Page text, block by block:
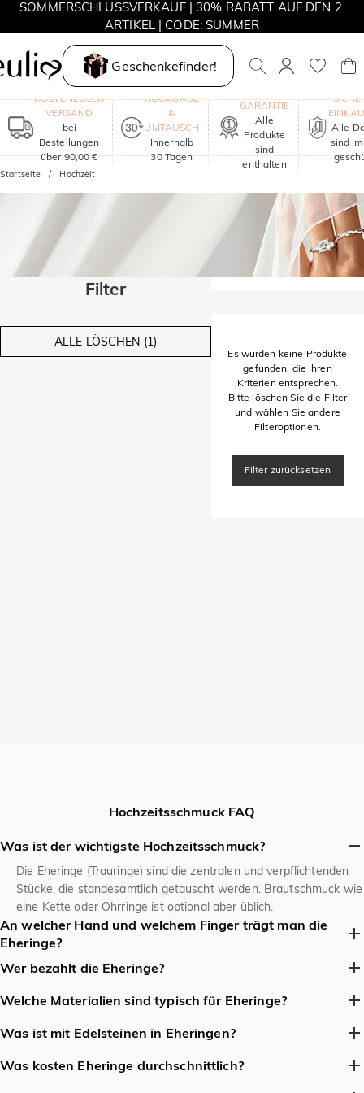
SOMMERSCHLUSSVERKAUF | 30% RABATT AUF DEN 2.
ARTIKEL | CODE: SUMMER
MOVE MY WAY | 3 KAUFEN, HALSKETTE GRATIS
Geschenkefinder!
KOSTENLOSER
VERSAND
bei
Bestellungen
über 90,00 €
RÜCKGABE
&
UMTAUSCH
Innerhalb
30 Tagen
GARANTIE
Alle
Produkte
sind
enthalten
Alle
sind
Startseite Hochzeit
Filter
ALLE LÖSCHEN (1)
Es wurden keine Produkte
gefunden, die Ihren
Kriterien entsprechen.
Bitte löschen Sie die Filter
und wählen Sie andere
Filteroptionen.
Filter zurücksetzen
Hochzeitsschmuck FAQ
Was ist der wichtigste Hochzeitsschmuck?
Die Eheringe (Trauringe) sind die zentralen und verpflichtenden
Stücke, die standesamtlich getauscht werden. Brautschmuck wie
eine Kette oder Ohrringe ist optional aber üblich.
An welcher Hand und welchem Finger trägt man die
Eheringe?
Traditionell am Ringfinger der rechten Hand. Verlobungs- oder
Paarringe werden nach der Hochzeit oft von der linken auf die
rechte Hand gewechselt.
Wer bezahlt die Eheringe?
Traditionell übernahm in Deutschland der Bräutigam die Kosten
für beide Eheringe, während die Braut oft die Verlobungsringe
bezahlte. Heute ist die gängigste und praktikabelste Lösung,
einem gemeinsamen Sparkonto oder dem Haushaltsbudget.
Welche Materialien sind typisch für Eheringe?
585er Gelb-, Weiß- oder Roségold (14 Karat) ist am
gebräuchlichsten. Platin, 333er Gold (8 Karat) und Palladium
werden auch verwendet.
Was ist mit Edelsteinen in Eheringen?
Kleine Diamanten sind beliebte Akzente. Geburtssteine oder
andere farbige Steine sind weniger traditionell, aber werden
Was kosten Eheringe durchschnittlich?